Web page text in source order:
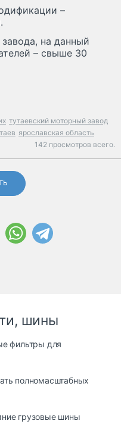
–
на данный
– свыше 30
тутаевский моторный завод
ярославская область
142 просмотров всего.
шины
фильтры для
полномасштабных
грузовые шины